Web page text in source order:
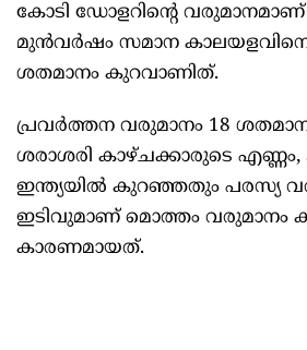
കോടി ഡോളറിന്റെ വരുമാനമാണ്
മുൻവർഷം സമാന കാലയളവിനെ
ശതമാനം കുറവാണിത്.
പ്രവർത്തന വരുമാനം 18
ശരാശരി കാഴ്ചക്കാരുടെ എണ്ണം,
ഇന്ത്യയിൽ കുറഞ്ഞതും പരസ്യ
ഇടിവുമാണ് മൊത്തം വരുമാനം
കാരണമായത്.